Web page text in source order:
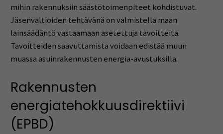
mihin rakennuksiin säästötoimenpiteet kohdistuvat.
Jäsenvaltioiden tehtävänä on valmistella maan
lainsäädäntö vastaamaan asetettuja tavoitteita.
Tavoitteiden saavuttamista voidaan edistää muun
muassa asuinrakennusten energia-avustuksilla.
Rakennusten
energiatehokkuusdirektiivi
(EPBD)